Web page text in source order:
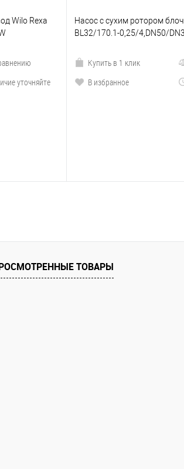
Wilo Rexa
уточняйте
Насос с сухим ротором
BL32/170.1-0,25/4,DN50/
Купить в 1 клик
В избранное
ТОВАРЫ